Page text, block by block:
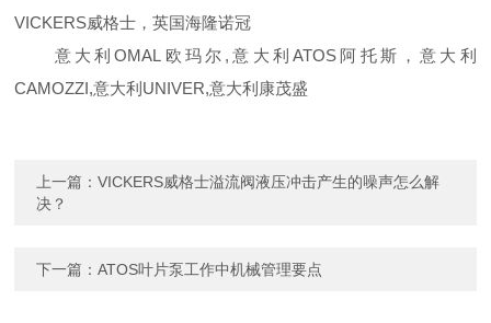
VICKERS威格士，英国海隆诺冠
意大利OMAL欧玛尔,意大利ATOS阿托斯，意大利
CAMOZZI,意大利UNIVER,意大利康茂盛
上一篇：VICKERS威格士溢流阀液压冲击产生的噪声怎么解
决？
下一篇：ATOS叶片泵工作中机械管理要点